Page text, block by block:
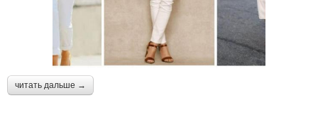
читать дальше →